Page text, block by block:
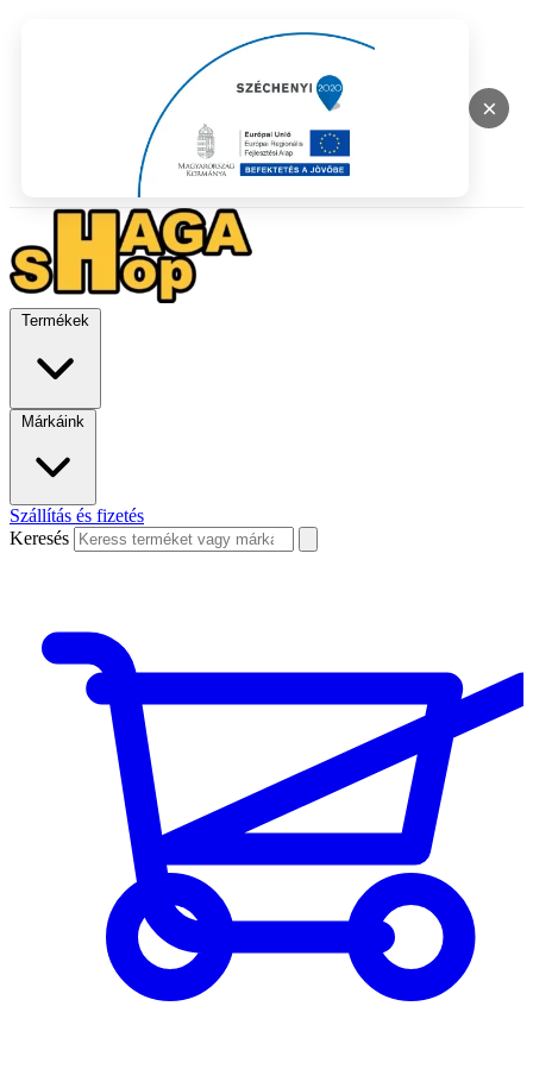
×
Termékek
Márkáink
Szállítás és fizetés
Keresés